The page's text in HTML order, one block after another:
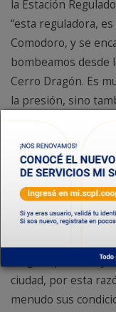
la Estación
“esta reguladora,
Comodoro, y se
bombeamos desde
Cerro Dragón. Es
la presión, sino
trabajando en
reservas de
Por otro lado, se
acuíferos
maniobras
un gran porcentaje
ciudad, por esta
menudo sus